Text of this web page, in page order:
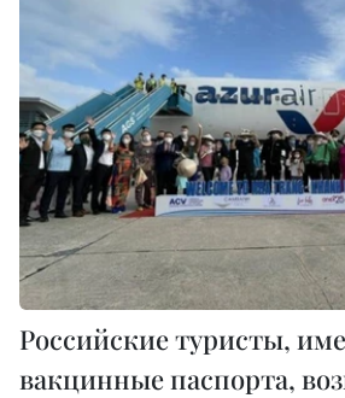
Российские туристы,
вакцинные паспорта,